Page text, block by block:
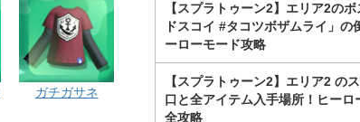
ガチガサネ
【スプラトゥーン2】エリア2の
ドスコイ #タコツボザムライ」の
ーローモード攻略
【スプラトゥーン2】エリア2 の
口と全アイテム入手場所！ヒーロ
全攻略